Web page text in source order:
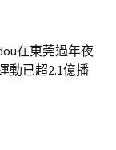
在東莞過年夜
動已超2.1億播